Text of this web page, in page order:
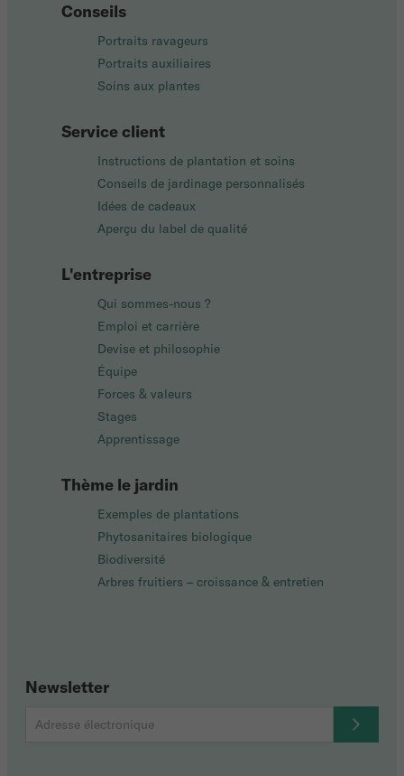
Conseils
Portraits ravageurs
Portraits auxiliaires
Soins aux plantes
Service client
Instructions de plantation et soins
Conseils de jardinage personnalisés
Idées de cadeaux
Aperçu du label de qualité
L'entreprise
Qui sommes-nous ?
Emploi et carrière
Devise et philosophie
Équipe
Forces & valeurs
Stages
Apprentissage
Thème le jardin
Exemples de plantations
Phytosanitaires biologique
Biodiversité
Arbres fruitiers – croissance & entretien
Newsletter